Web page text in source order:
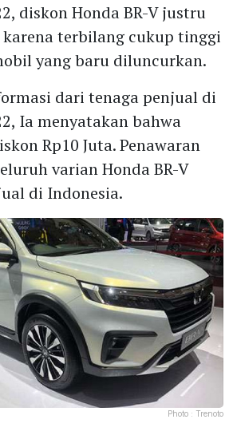
diskon Honda BR-V justru
terbilang cukup tinggi
yang baru diluncurkan.
dari tenaga penjual di
Ia menyatakan bahwa
Rp10 Juta. Penawaran
varian Honda BR-V
di Indonesia.
Photo : Trenoto